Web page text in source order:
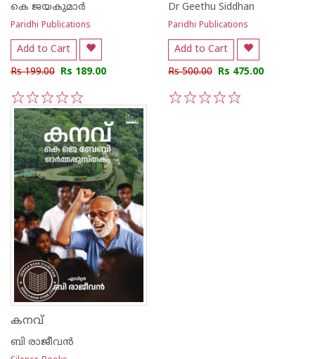
കെ ജയകുമാര്‍
Paridhi Publications
Add to Cart
Rs 199.00 Rs 189.00
5
4
3
2
1
Dr Geethu Siddhan
Paridhi Publications
Add to Cart
Rs 500.00 Rs 475.00
കനവ്
ബി രാജീവന്‍